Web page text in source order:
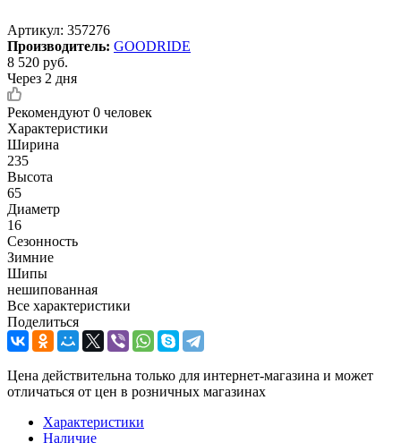
Артикул: 357276
Производитель: GOODRIDE
8 520 руб.
Через 2 дня
Рекомендуют 0 человек
Характеристики
Ширина
235
Высота
65
Диаметр
16
Сезонность
Зимние
Шипы
нешипованная
Все характеристики
Поделиться
Цена действительна только для интернет-магазина и может
отличаться от цен в розничных магазинах
Характеристики
Наличие